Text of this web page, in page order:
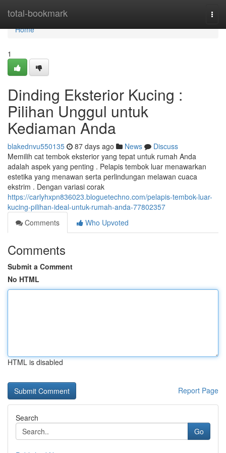
total-bookmark
Home
Home
1
Dinding Eksterior Kucing :
Pilihan Unggul untuk
Kediaman Anda
blakednvu550135 87 days ago News
Discuss
Memilih cat tembok eksterior yang tepat untuk rumah Anda
adalah aspek yang penting . Pelapis tembok luar menawarkan
estetika yang menawan serta perlindungan melawan cuaca
ekstrim . Dengan variasi corak
https://carlyhxpn836023.bloguetechno.com/pelapis-tembok-luar-
kucing-pilihan-ideal-untuk-rumah-anda-77802357
Comments
Who Upvoted
Comments
Submit a Comment
No HTML
HTML is disabled
Report Page
Search
Go